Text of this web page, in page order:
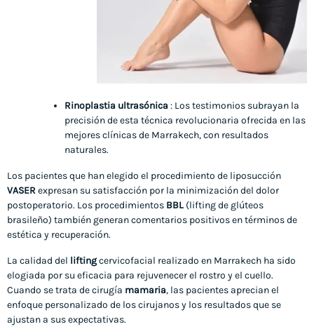
Rinoplastia ultrasónica : Los testimonios subrayan la
precisión de esta técnica revolucionaria ofrecida en las
mejores clínicas de Marrakech, con resultados
naturales.
Los pacientes que han elegido el procedimiento de liposucción
VASERexpresan su satisfacción por la minimización del dolor
postoperatorio. Los procedimientos BBL (lifting de glúteos
brasileño) también generan comentarios positivos en términos de
estética y recuperación.
La calidad del liftingcervicofacial realizado en Marrakech ha sido
elogiada por su eficacia para rejuvenecer el rostro y el cuello.
Cuando se trata de cirugía mamaria, las pacientes aprecian el
enfoque personalizado de los cirujanos y los resultados que se
ajustan a sus expectativas.